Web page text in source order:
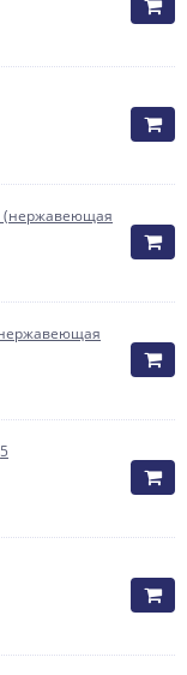
(нержавеющая